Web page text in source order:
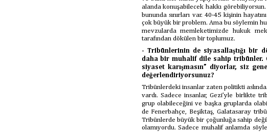
alanda konuşabilecek hakkı
bununda sınırları var. 40-45 kişinin
çok büyük bir problem. Ama bu söylemin
mevzularda memleketimizde hukuk
tarafından dökülen bir toplumuz.
- Tribünlerinin de siyasallaştığı bir
daha bir muhalif dile sahip tribünler.
siyaset karışmasın” diyorlar, siz
değerlendiriyorsunuz?
Tribünlerdeki insanlar zaten politikti
vardı. Sadece insanlar, Gezi’yle birlikte
grup olabileceğini ve başka gruplarda
de Fenerbahçe, Beşiktaş, Galatasaray
Tribünlerde büyük bir çoğunluğa sahip
olamıyordu. Sadece muhalif anlamda